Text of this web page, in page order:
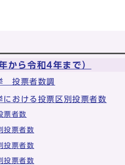
ら令和4年まで）
投票者数調
おける投票区別投票者数
票者数
投票者数
投票者数
投票者数